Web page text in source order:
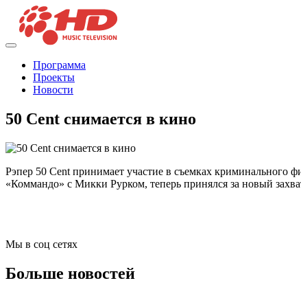
Программа
Проекты
Новости
50 Cent снимается в кино
Рэпер 50 Cent принимает участие в съемках
«Коммандо» с Микки Рурком, теперь принялся за новый
Мы в соц сетях
Больше новостей